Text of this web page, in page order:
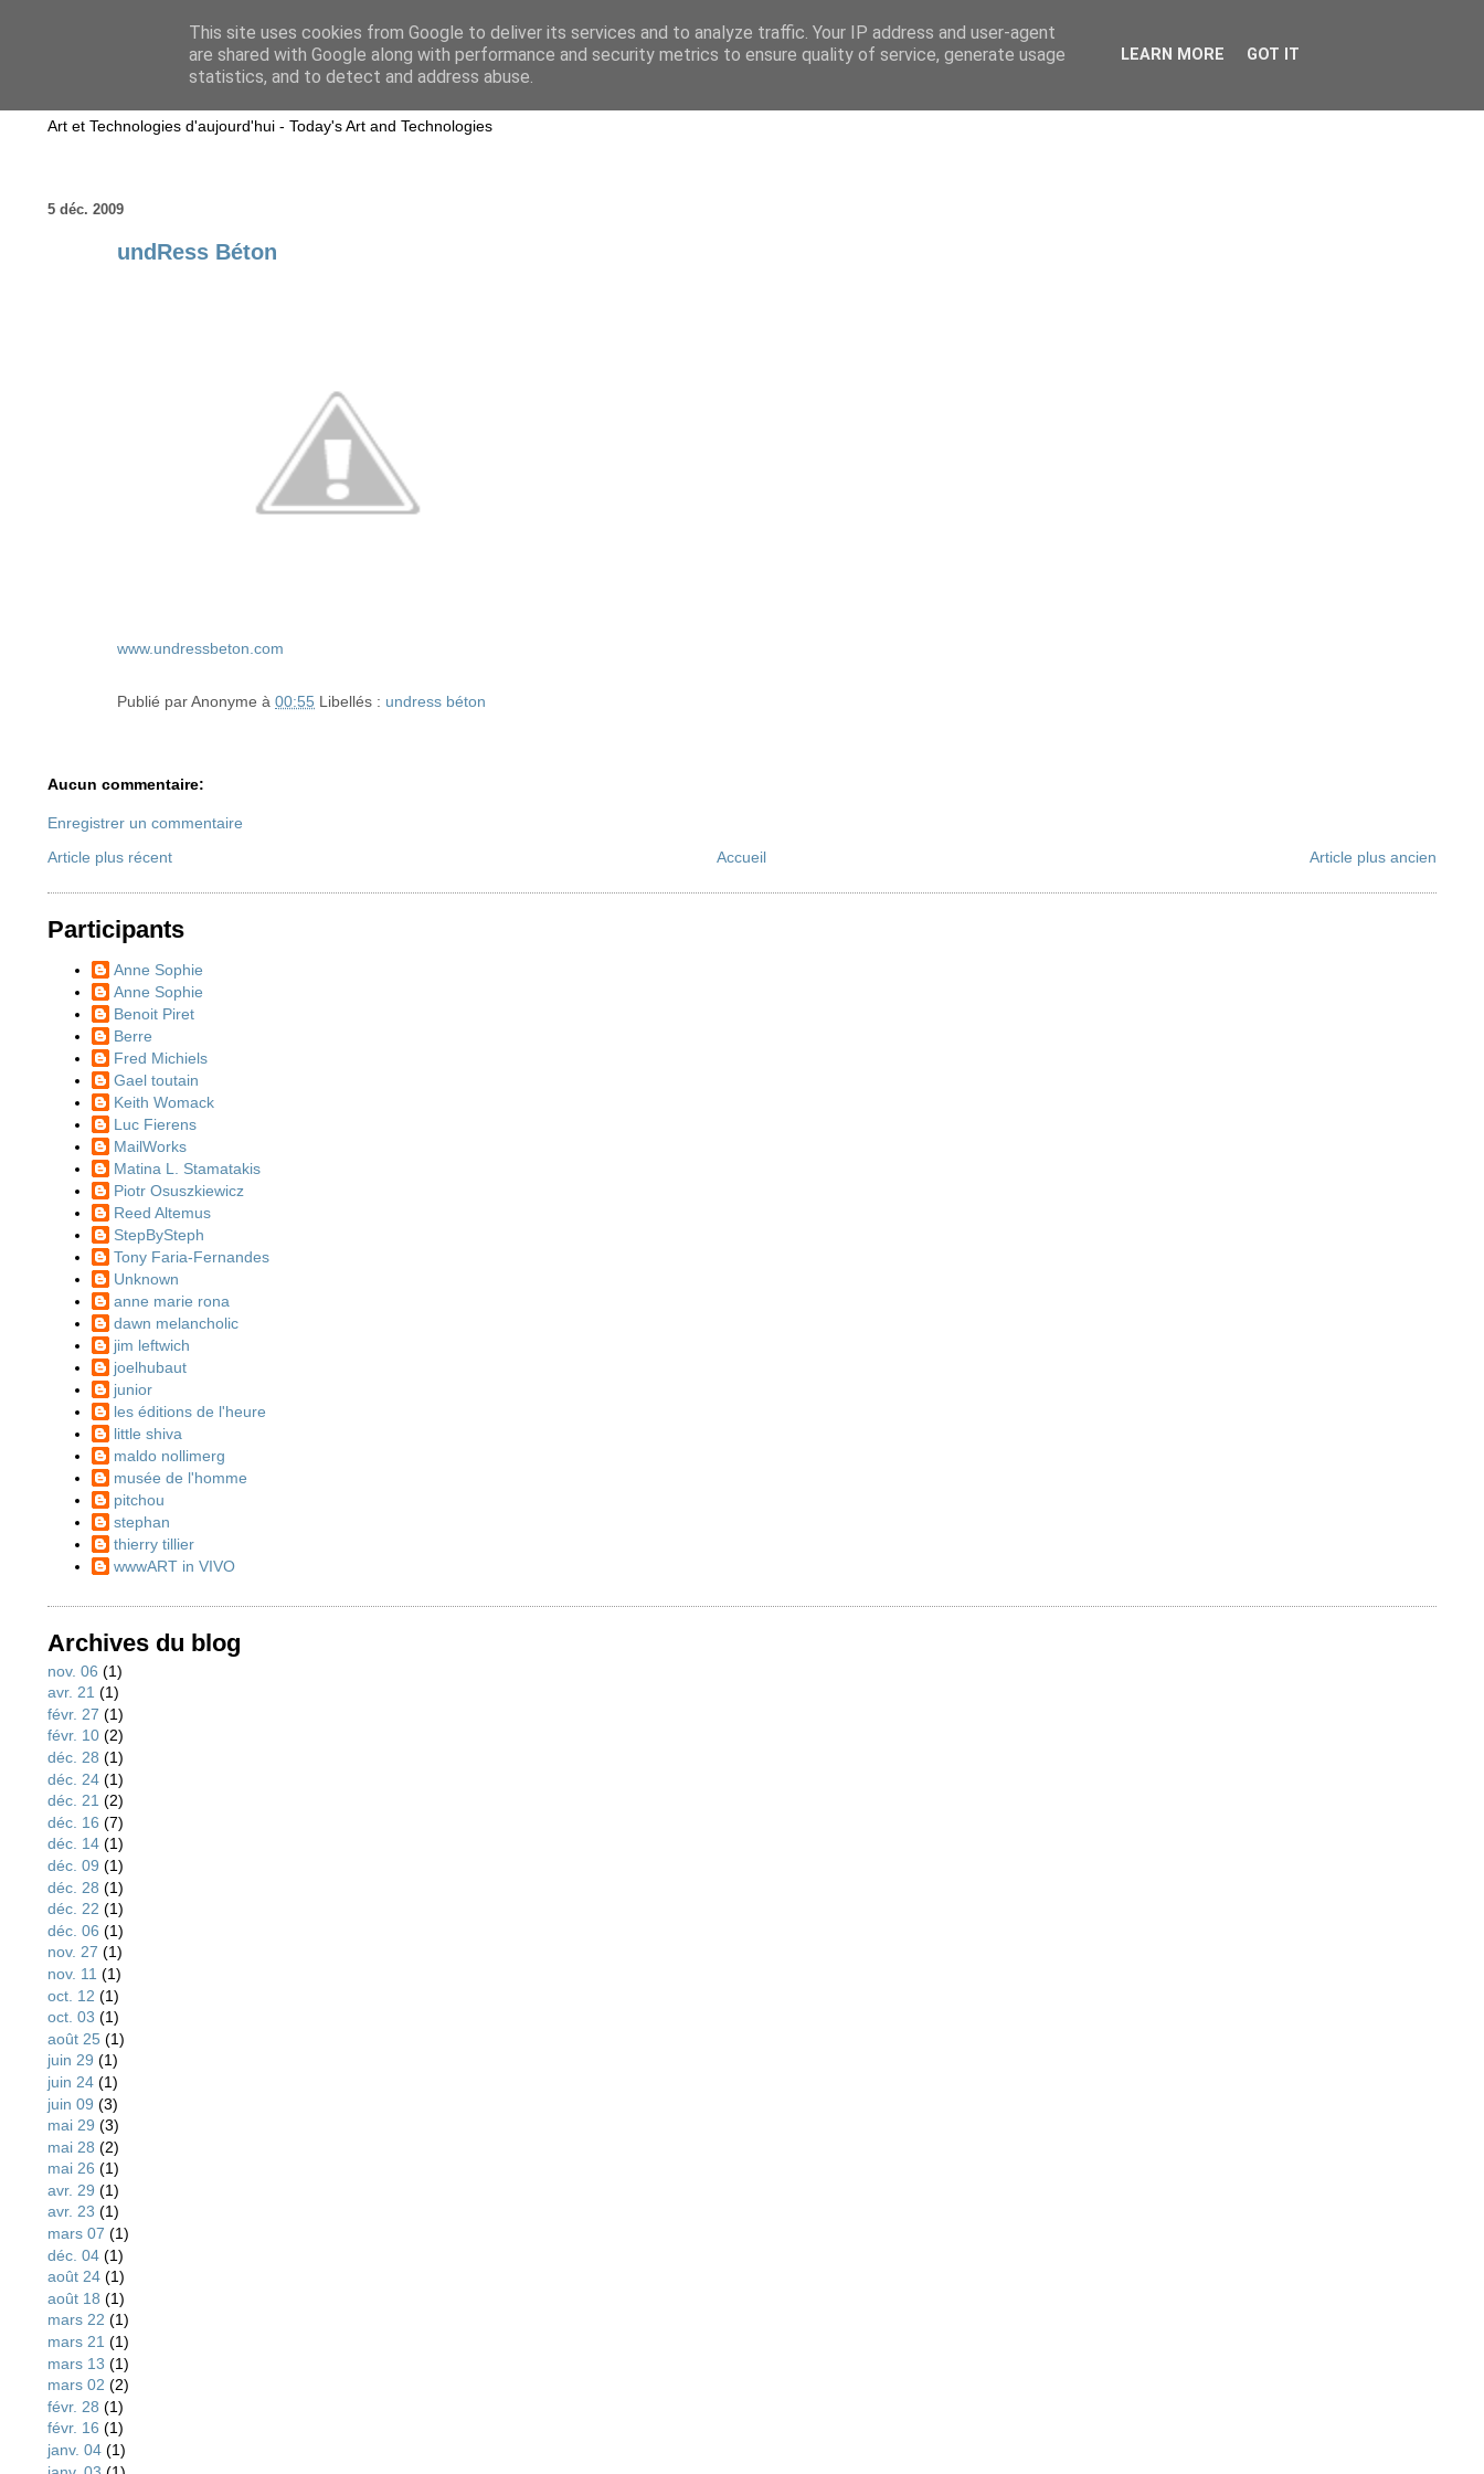
wwwART in VIVO
Art et Technologies d'aujourd'hui - Today's Art and Technologies
5 déc. 2009
undRess Béton
www.undressbeton.com
Publié parAnonyme à00:55 Libellés : undress béton
Aucun commentaire:
Enregistrer un commentaire
Article plus récent
Article plus ancien
Accueil
Participants
Anne Sophie
Anne Sophie
Benoit Piret
Berre
Fred Michiels
Gael toutain
Keith Womack
Luc Fierens
MailWorks
Matina L. Stamatakis
Piotr Osuszkiewicz
Reed Altemus
StepBySteph
Tony Faria-Fernandes
Unknown
anne marie rona
dawn melancholic
jim leftwich
joelhubaut
junior
les éditions de l'heure
little shiva
maldo nollimerg
musée de l'homme
pitchou
stephan
thierry tillier
wwwART in VIVO
Archives du blog
nov. 06 (1)
avr. 21 (1)
févr. 27 (1)
févr. 10 (2)
déc. 28 (1)
déc. 24 (1)
déc. 21 (2)
déc. 16 (7)
déc. 14 (1)
déc. 09 (1)
déc. 28 (1)
déc. 22 (1)
déc. 06 (1)
nov. 27 (1)
nov. 11 (1)
oct. 12 (1)
oct. 03 (1)
août 25 (1)
juin 29 (1)
juin 24 (1)
juin 09 (3)
mai 29 (3)
mai 28 (2)
mai 26 (1)
avr. 29 (1)
avr. 23 (1)
mars 07 (1)
déc. 04 (1)
août 24 (1)
août 18 (1)
mars 22 (1)
mars 21 (1)
mars 13 (1)
mars 02 (2)
févr. 28 (1)
févr. 16 (1)
janv. 04 (1)
This site uses cookies from Google to deliver its services and to analyze traffic. Your IP address and user-agent
are shared with Google along with performance and security metrics to ensure quality of service, generate usage
statistics, and to detect and address abuse.
LEARN MORE GOT IT